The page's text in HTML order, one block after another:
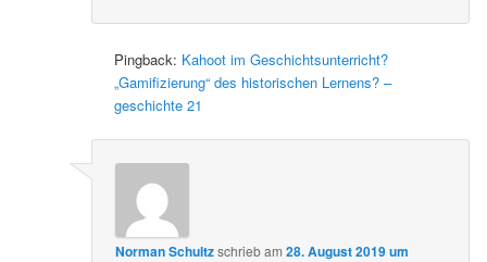
Pingback: Kahoot im Geschichtsunterricht?
„Gamifizierung“ des historischen Lernens? –
geschichte 21
Norman Schultzschriebam28. August 2019 um